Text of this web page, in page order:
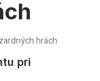
hrách
pri